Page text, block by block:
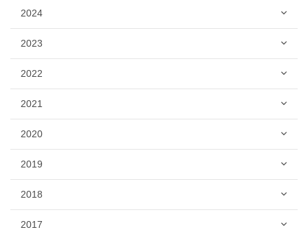
2024
2023
2022
2021
2020
2019
2018
2017